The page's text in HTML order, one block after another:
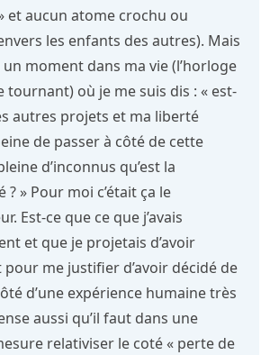
et aucun atome crochu ou
les enfants des autres). Mais
moment dans ma vie (l’horloge
tournant) où je me suis dis : « est-
autres projets et ma liberté
de passer à côté de cette
d’inconnus qu’est la
? » Pour moi c’était ça le
Est-ce que ce que j’avais
et que je projetais d’avoir
me justifier d’avoir décidé de
d’une expérience humaine très
aussi qu’il faut dans une
relativiser le coté « perte de